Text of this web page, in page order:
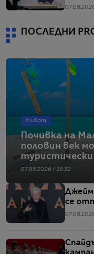
ПОСЛЕДНИ
Живот
Почивка на
половин век
07.08.2026 / 15:32
се